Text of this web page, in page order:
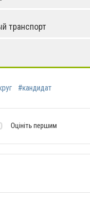
транспорт
#кандидат
Оцініть першим